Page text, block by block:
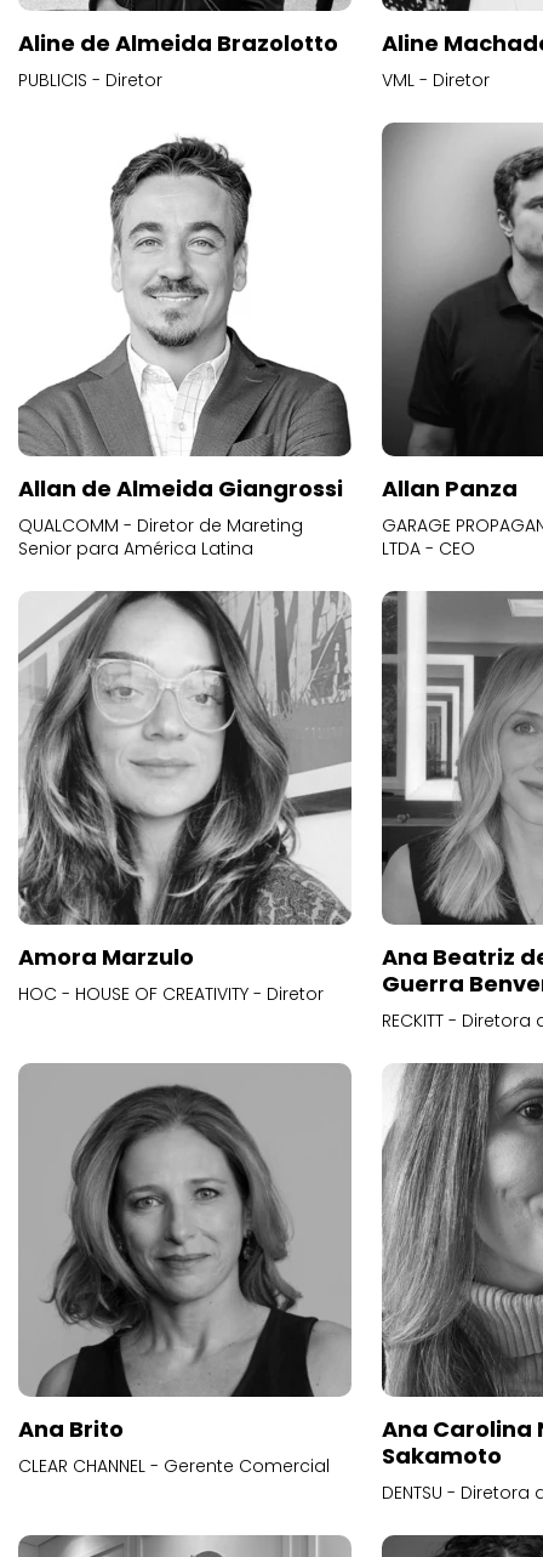
Aline de Almeida Brazolotto
PUBLICIS - Diretor
Aline
VML - Diretor
Allan de Almeida Giangrossi
QUALCOMM - Diretor de Mareting
Senior para América Latina
Allan Panza
GARAGE
LTDA - CEO
Amora Marzulo
HOC - HOUSE OF CREATIVITY - Diretor
Ana Beatriz
Guerra
RECKITT -
Ana Brito
CLEAR CHANNEL - Gerente Comercial
Ana Carolina
Sakamoto
DENTSU -